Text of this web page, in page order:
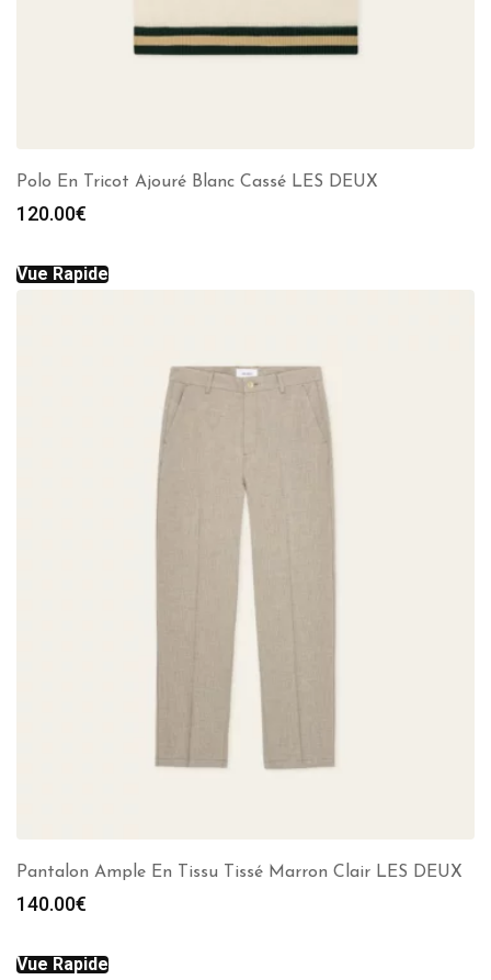
Polo En Tricot Ajouré Blanc Cassé LES DEUX
120.00€
Vue Rapide
Pantalon Ample En Tissu Tissé Marron Clair LES DEUX
140.00€
Vue Rapide